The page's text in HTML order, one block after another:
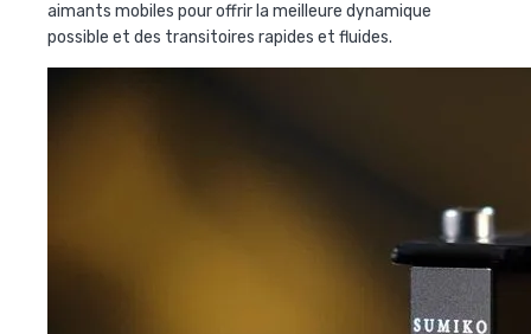
aimants mobiles pour offrir la meilleure dynamique
possible et des transitoires rapides et fluides.